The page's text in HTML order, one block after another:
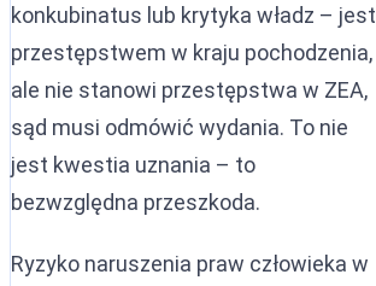
konkubinatus lub krytyka władz – jest
przestępstwem w kraju pochodzenia,
ale nie stanowi przestępstwa w ZEA,
sąd musi odmówić wydania. To nie
jest kwestia uznania – to
bezwzględna przeszkoda.
Ryzyko naruszenia praw człowieka w